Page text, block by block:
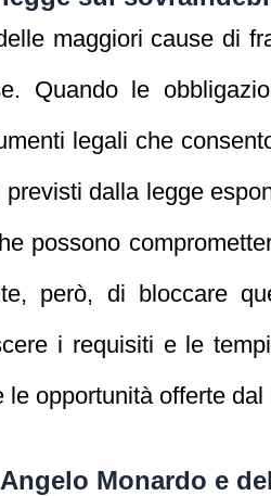
maggiori cause di
Quando le
legali che
dalla legge
possono
però, di bloccare
i requisiti e le
opportunità offerte dal
Monardo e